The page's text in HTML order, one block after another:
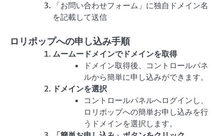
「お問い合わせフォーム」に独自ドメイン名
を記載して送信
ロリポップへの申し込み手順
ムームードメインでドメインを取得
ドメイン取得後、コントロールパネ
ルから簡単に申し込みができます。
ドメインを選択
コントロールパネルへログインし、
ロリポップへの簡単お申し込みを行
うドメインを選択します。